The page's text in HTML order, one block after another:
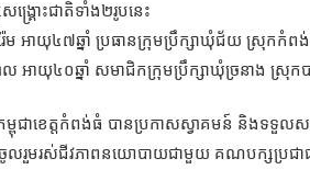
គ្រោះជាតិទាំង២រូបនេះ
ម អាយុ៤៧ឆ្នាំ ប្រធានក្រុមប្រឹក្សាឃុំជ័យ ស្រុកកំពង់
ល អាយុ៤០ឆ្នាំ សមាជិកក្រុមប្រឹក្សាឃុំច្រនាង ស្រុក
ជាខេត្តកំពង់ធំ បានប្រកាសស្វាគមន៍ និងទទួលស
រួមរស់ជីវភាពនយោបាយជាមួយ គណបក្សប្រជា